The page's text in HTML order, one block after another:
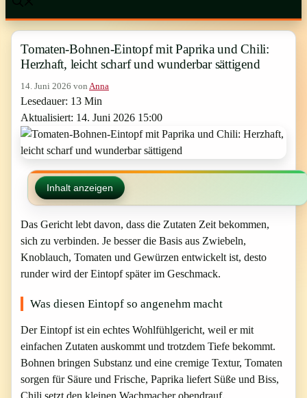
Tomaten-Bohnen-Eintopf mit Paprika und Chili:
Herzhaft, leicht scharf und wunderbar sättigend
14. Juni 2026 von Anna
Lesedauer: 13 Min
Aktualisiert: 14. Juni 2026 15:00
Inhalt anzeigen
Das Gericht lebt davon, dass die Zutaten Zeit bekommen,
sich zu verbinden. Je besser die Basis aus Zwiebeln,
Knoblauch, Tomaten und Gewürzen entwickelt ist, desto
runder wird der Eintopf später im Geschmack.
Was diesen Eintopf so angenehm macht
Der Eintopf ist ein echtes Wohlfühlgericht, weil er mit
einfachen Zutaten auskommt und trotzdem Tiefe bekommt.
Bohnen bringen Substanz und eine cremige Textur, Tomaten
sorgen für Säure und Frische, Paprika liefert Süße und Biss,
Chili setzt den kleinen Wachmacher obendrauf.